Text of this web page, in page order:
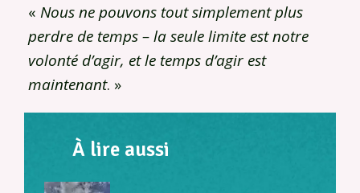
« Nous ne pouvons tout simplement plus
perdre de temps – la seule limite est notre
volonté d’agir, et le temps d’agir est
maintenant. »
À lire aussi